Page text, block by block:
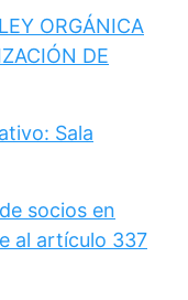
ORGÁNICA
DE
Sala
socios en
al artículo 337